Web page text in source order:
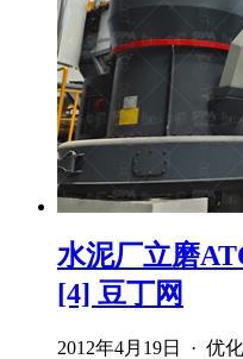
水泥厂立磨
[4] 豆丁网
2012年4月19日 · 优